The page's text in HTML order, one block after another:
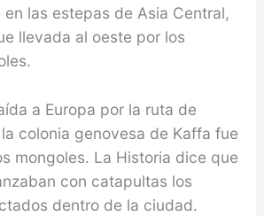
las este­pas de Asia Central,
llevada al oeste por los
a Euro­pa por la ruta de
colonia genovesa de Kaffa fue
mongoles. La Historia dice que
con catapultas los
dentro de la ciudad.